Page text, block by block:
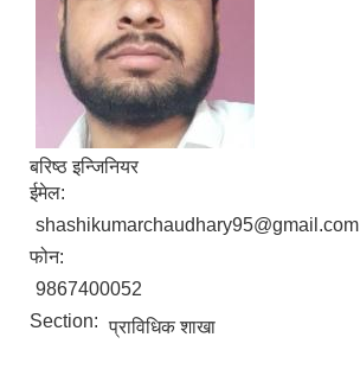
बरिष्ठ इन्जिनियर
ईमेल:
shashikumarchaudhary95@gmail.com
फोन:
9867400052
Section: प्राविधिक शाखा